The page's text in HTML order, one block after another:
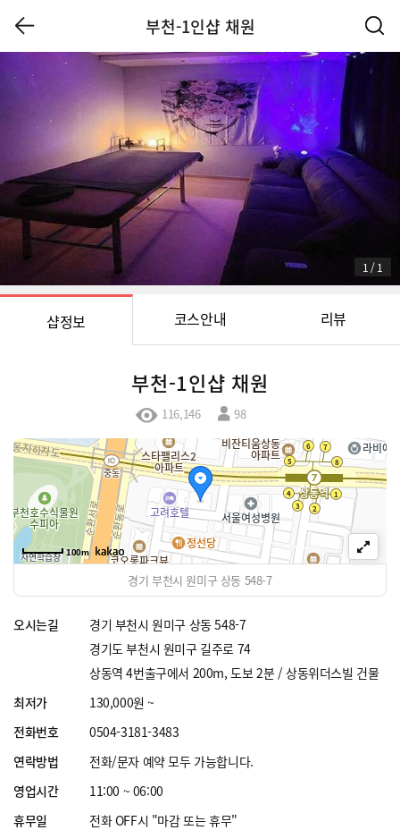
부천-1인샵 채원
1 /1
샵정보 코스안내 리뷰
부천-1인샵 채원
116,146 98
100m
경기 부천시 원미구 상동 548-7
오시는길
경기 부천시 원미구 상동 548-7
경기도 부천시 원미구 길주로 74
상동역 4번출구에서 200m, 도보 2분 / 상동위더스빌 건물
최저가
130,000원 ~
전화번호
0504-3181-3483
연락방법
전화/문자 예약 모두 가능합니다.
영업시간
11:00 ~ 06:00
휴무일
전화 OFF시 "마감 또는 휴무"